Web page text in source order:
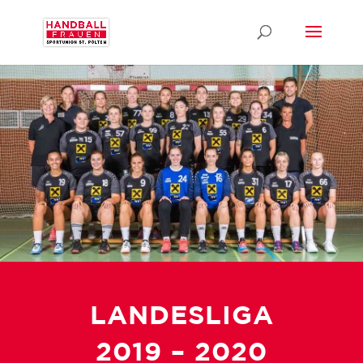
LANDESLIGA
2019 – 2020